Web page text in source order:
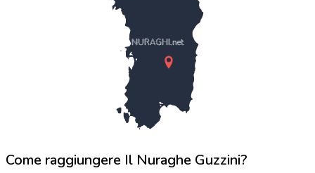
NURAGHI.net
Come raggiungere Il Nuraghe Guzzini?